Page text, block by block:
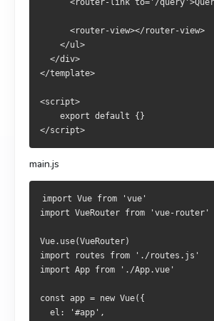
<router-link to='/
      <router-view></router-view>
    </ul>
  </div>
</template>
<script>
    export default {}
</script>
main.js
import Vue from 'vue'
import VueRouter from 'vue-router'
Vue.use(VueRouter)
import routes from './routes.js'
import App from './App.vue'
const app = new Vue({
  el: '#app',